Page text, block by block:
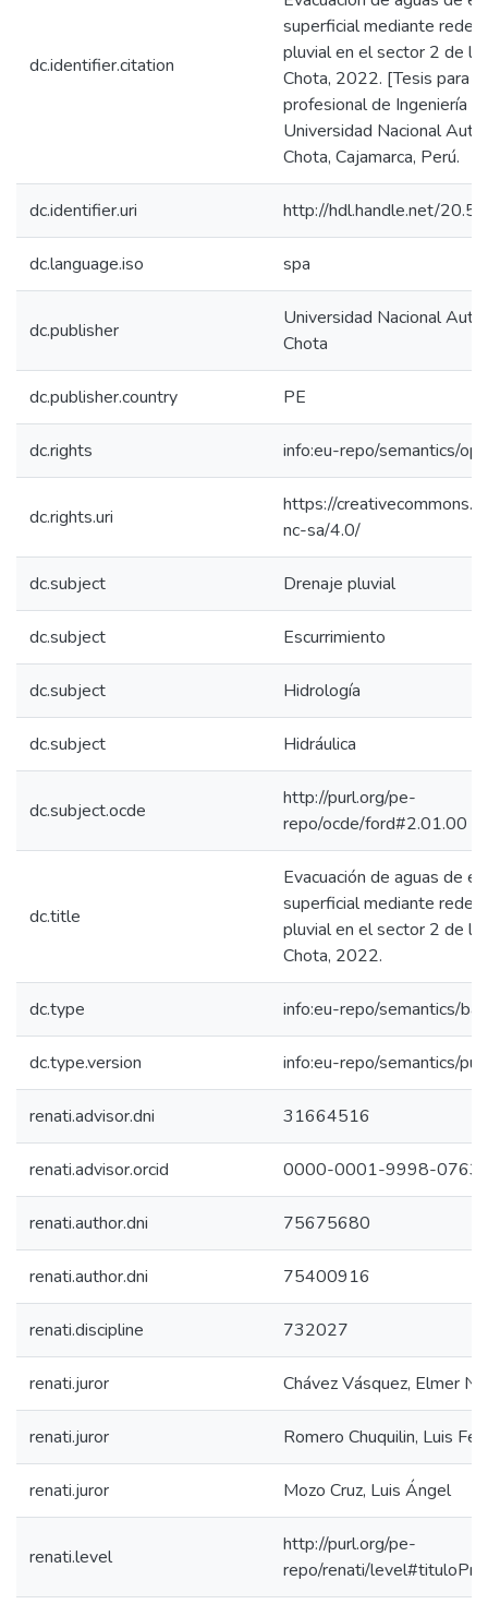
dc.identifier.citation
superficial mediante
pluvial en el sector 2 de la
Chota, 2022. [Tesis para
profesional de Ingeniería
Universidad Nacional
Chota, Cajamarca, Perú.
dc.identifier.uri http://hdl.handle.net/
dc.language.iso spa
dc.publisher
Universidad Nacional
Chota
dc.publisher.country PE
dc.rights info:eu-repo/semantics/
dc.rights.uri
https://
nc-sa/4.0/
dc.subject Drenaje pluvial
dc.subject Escurrimiento
dc.subject Hidrología
dc.subject Hidráulica
dc.subject.ocde
http://purl.org/pe-
repo/ocde/ford#2.01.00
dc.title
Evacuación de aguas de
superficial mediante
pluvial en el sector 2 de la
Chota, 2022.
dc.type info:eu-repo/semantics/
dc.type.version info:eu-repo/semantics/
renati.advisor.dni 31664516
renati.advisor.orcid 0000-0001-9998-0763
renati.author.dni 75675680
renati.author.dni 75400916
renati.discipline 732027
renati.juror Chávez Vásquez, Elmer
renati.juror Romero Chuquilin, Luis
renati.juror Mozo Cruz, Luis Ángel
renati.level
http://purl.org/pe-
repo/renati/